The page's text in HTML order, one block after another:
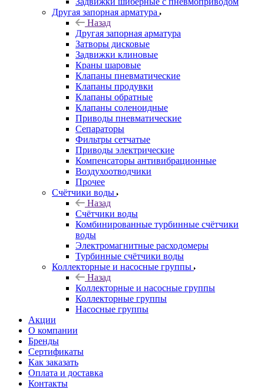
Другая запорная арматура
Назад
Другая запорная арматура
Затворы дисковые
Задвижки клиновые
Краны шаровые
Клапаны пневматические
Клапаны продувки
Клапаны обратные
Клапаны соленоидные
Приводы пневматические
Сепараторы
Фильтры сетчатые
Приводы электрические
Компенсаторы антивибрационные
Воздухоотводчики
Прочее
Счётчики воды
Назад
Счётчики воды
Комбинированные турбинные счётчики
воды
Электромагнитные расходомеры
Турбинные счётчики воды
Коллекторные и насосные группы
Назад
Коллекторные и насосные группы
Коллекторные группы
Насосные группы
Акции
О компании
Бренды
Сертификаты
Как заказать
Оплата и доставка
Контакты